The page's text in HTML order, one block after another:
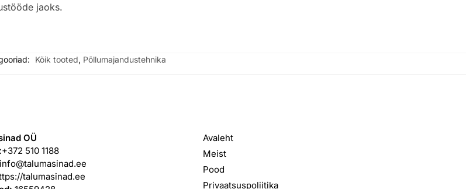
jaoks.
Kõik tooted, Põllumajandustehnika
OÜ
+372 510 1188
info@talumasinad.ee
talumasinad.ee
Avaleht
Meist
Pood
Privaatsuspoliitika